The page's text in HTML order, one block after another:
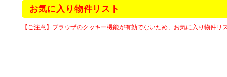
お気に入り物件リスト
【ご注意】ブラウザのクッキー機能が有効でないため、お気に入り物件リ